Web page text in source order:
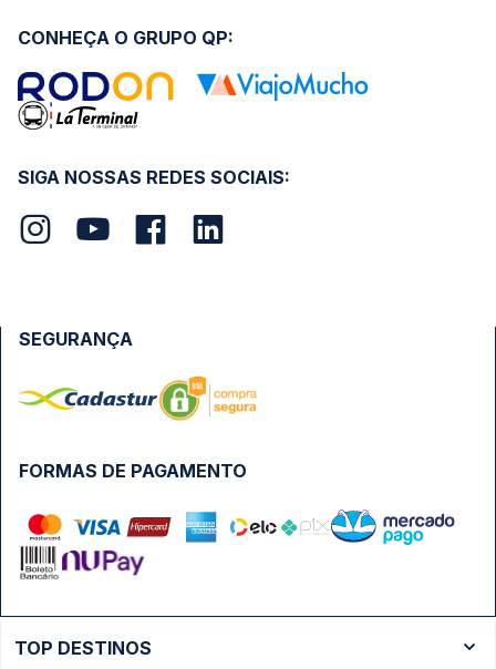
SIGA NOSSAS REDES SOCIAIS:
CONHEÇA O GRUPO QP:
FORMAS DE PAGAMENTO
SEGURANÇA
TOP DESTINOS